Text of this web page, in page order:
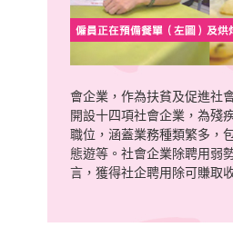
會企業，作為扶貧及促進社
開設十四項社會企業，為殘
職位，涵蓋業務種類繁多，
態遊等。社會企業除聘用弱
言，獲得社企聘用除可賺取